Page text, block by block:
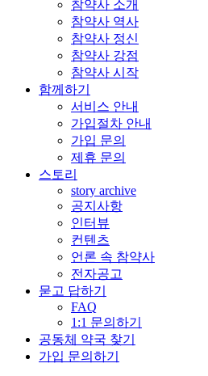
참약사 소개
참약사 역사
참약사 정신
참약사 강점
참약사 시작
함께하기
서비스 안내
가입절차 안내
가입 문의
제휴 문의
스토리
story archive
공지사항
인터뷰
컨텐츠
언론 속 참약사
전자공고
묻고 답하기
FAQ
1:1 문의하기
공동체 약국 찾기
가입 문의하기